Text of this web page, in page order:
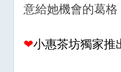
意給她機會的葛
❤小惠茶坊獨家